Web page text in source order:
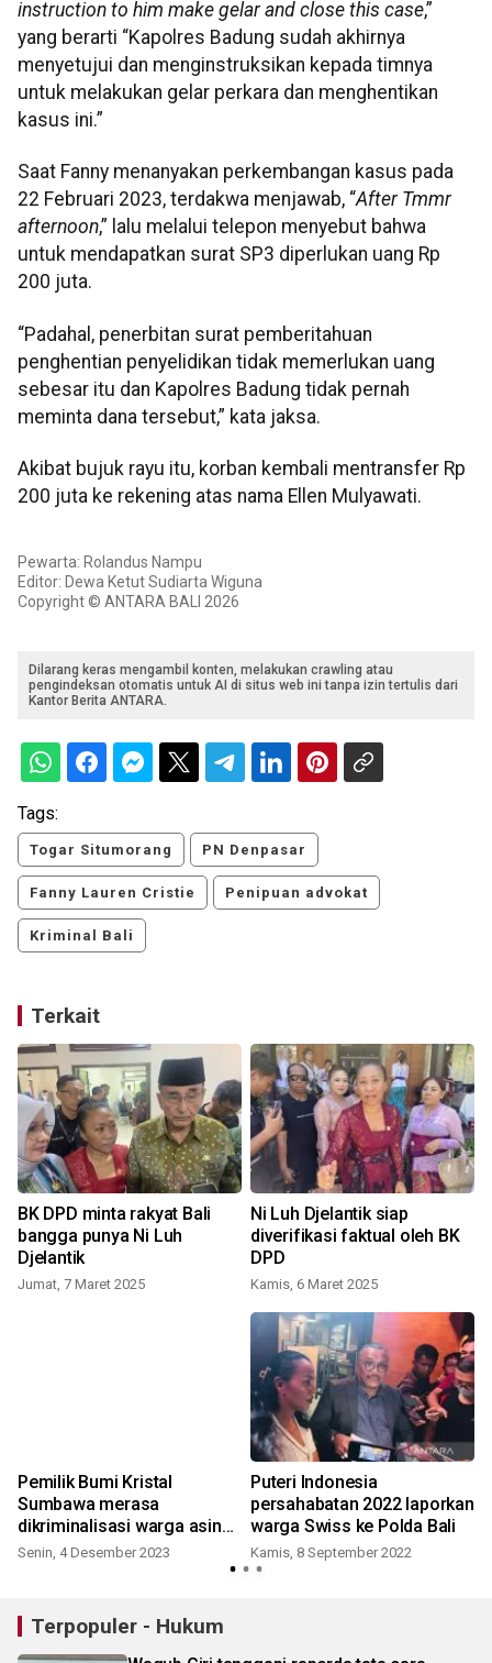
instruction to him make gelar and close this case,”
yang berarti “Kapolres Badung sudah akhirnya
menyetujui dan menginstruksikan kepada timnya
untuk melakukan gelar perkara dan menghentikan
kasus ini.”
Saat Fanny menanyakan perkembangan kasus pada
22 Februari 2023, terdakwa menjawab, “After Tmmr
afternoon,” lalu melalui telepon menyebut bahwa
untuk mendapatkan surat SP3 diperlukan uang Rp
200 juta.
“Padahal, penerbitan surat pemberitahuan
penghentian penyelidikan tidak memerlukan uang
sebesar itu dan Kapolres Badung tidak pernah
meminta dana tersebut,” kata jaksa.
Akibat bujuk rayu itu, korban kembali mentransfer Rp
200 juta ke rekening atas nama Ellen Mulyawati.
Pewarta: Rolandus Nampu
Editor: Dewa Ketut Sudiarta Wiguna
Copyright © ANTARA BALI 2026
Dilarang keras mengambil konten, melakukan crawling atau
pengindeksan otomatis untuk AI di situs web ini tanpa izin tertulis dari
Kantor Berita ANTARA.
Tags:
Togar Situmorang PN Denpasar
Fanny Lauren Cristie Penipuan advokat
Kriminal Bali
Terkait
BK DPD minta rakyat Bali
bangga punya Ni Luh
Djelantik
Jumat, 7 Maret 2025
Ni Luh Djelantik siap
diverifikasi faktual oleh BK
DPD
Kamis, 6 Maret 2025
Pemilik Bumi Kristal
Sumbawa merasa
dikriminalisasi warga asing
di Polda Bali
Senin, 4 Desember 2023
Puteri Indonesia
persahabatan 2022 laporkan
warga Swiss ke Polda Bali
Kamis, 8 September 2022
Terpopuler - Hukum